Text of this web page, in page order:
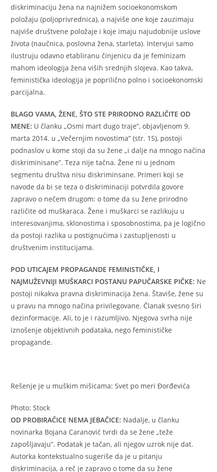
diskriminaciju žena na najnižem socioekonomskom
položaju (poljoprivrednica), a najviše one koje zauzimaju
najviše društvene položaje i koje imaju najudobnije uslove
života (naučnica, poslovna žena, starleta). Intervjui samo
ilustruju odavno etabliranu činjenicu da je feminizam
mahom ideologija žena viših srednjih slojeva. Kao takva,
feministička ideologija je poprilično polno i socioekonomski
parcijalna.
BLAGO VAMA, ŽENE, ŠTO STE PRIRODNO RAZLIČITE OD
MENE: U članku „Osmi mart dugo traje”, objavljenom 9.
marta 2014. u „Večernjim novostima” (str. 15), postoji
podnaslov u kome stoji da su žene „i dalje na mnogo načina
diskriminisane”. Teza nije tačna. Žene ni u jednom
segmentu društva nisu diskriminsane. Primeri koji se
navode da bi se teza o diskriminaciji potvrdila govore
zapravo o nečem drugom: o tome da su žene prirodno
različite od muškaraca. Žene i muškarci se razlikuju u
interesovanjima, sklonostima i sposobnostima, pa je logično
da postoji razlika u postignućima i zastupljenosti u
društvenim institucijama.
POD UTICAJEM PROPAGANDE FEMINISTIČKE, I
NAJMUŽEVNIJI MUŠKARCI POSTANU PAPUČARSKE PIČKE: Ne
postoji nikakva pravna diskriminacija žena. Štaviše, žene su
u pravu na mnogo načina privilegovane. Članak svesno širi
dezinformacije. Ali, to je i razumljivo. Njegova svrha nije
iznošenje objektivnih podataka, nego feminističke
propagande.
Rešenje je u muškim mišicama: Svet po meri Đorđevića
Photo: Stock
OD PROBIRAČICE NEMA JEBAČICE: Nadalje, u članku
novinarka Bojana Caranović tvrdi da se žene „teže
zapošljavaju”. Podatak je tačan, ali njegov uzrok nije dat.
Autorka kontekstualno sugeriše da je u pitanju
diskriminacija, a reč je zapravo o tome da su žene